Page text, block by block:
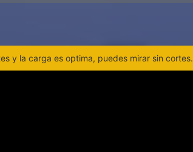
y la carga es optima, puedes mirar sin cortes.